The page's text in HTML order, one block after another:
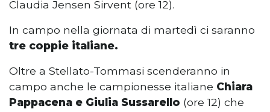
Claudia Jensen Sirvent (ore 12).
In campo nella giornata di martedì ci saranno
tre coppie italiane.
Oltre a Stellato-Tommasi scenderanno in
campo anche le campionesse italiane Chiara
Pappacena e Giulia Sussarello (ore 12) che